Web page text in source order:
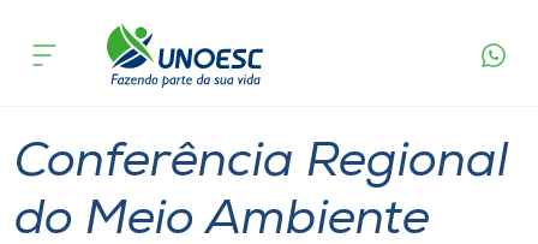
Cursos
Pesquisa
acontece
Conferência Regional
do Meio Ambiente